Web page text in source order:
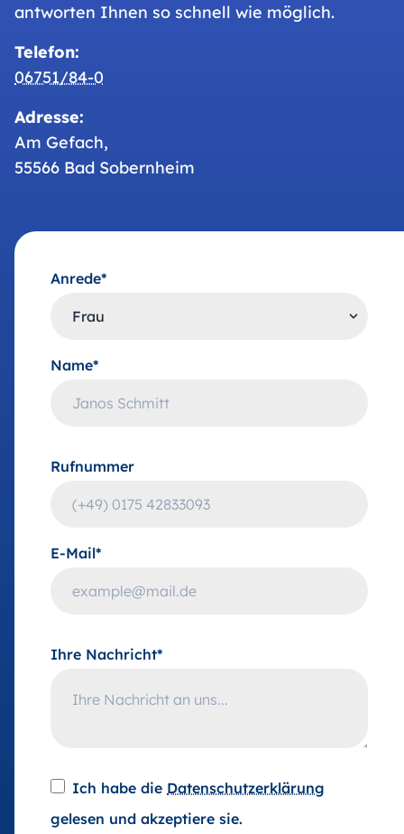
antworten Ihnen so schnell wie möglich.
Telefon:
06751/84-0
Adresse:
Am Gefach,
55566 Bad Sobernheim
Anrede*
Name*
Rufnummer
E-Mail*
Ihre Nachricht*
Ich habe die Datenschutzerklärung
gelesen und akzeptiere sie.